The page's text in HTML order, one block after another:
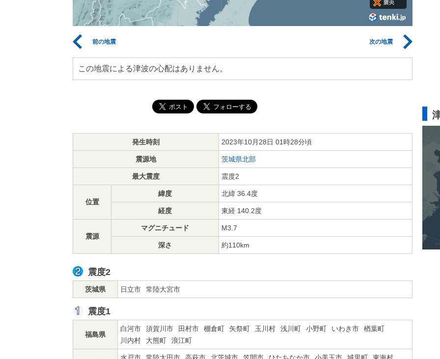
前の地震 次の地震
この地震による津波の心配はありません。
発生時刻 2023年10月28日 01時28分頃
震源地 茨城県北部
最大震度 震度2
位置
緯度 北緯 36.4度
経度 東経 140.2度
震源
マグニチュード M3.7
深さ 約110km
震度2
茨城県 日立市 常陸大宮市
震度1
福島県
白河市 須賀川市 田村市 棚倉町 矢祭町 玉川村 浅川町 小野町 いわき市
楢葉町
川内村
大熊町 浪江町